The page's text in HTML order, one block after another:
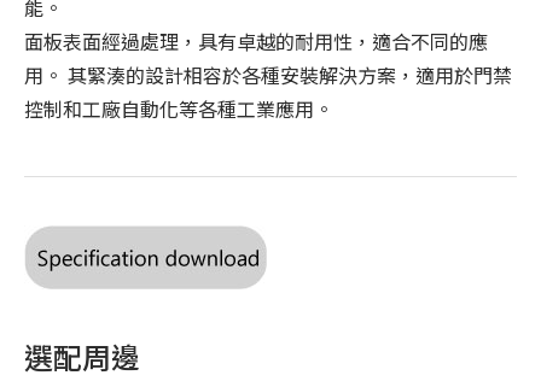
能。
面板表面經過處理，具有卓越的耐用性，適合不同的應
用。 其緊湊的設計相容於各種安裝解決方案，適用於門禁
控制和工廠自動化等各種工業應用。
選配周邊